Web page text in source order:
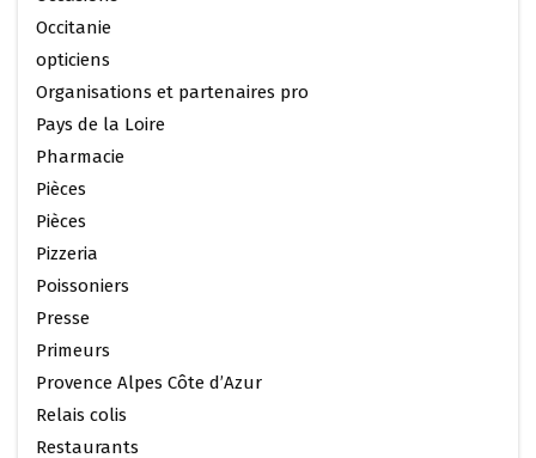
Occitanie
opticiens
Organisations et partenaires pro
Pays de la Loire
Pharmacie
Pièces
Pièces
Pizzeria
Poissoniers
Presse
Primeurs
Provence Alpes Côte d’Azur
Relais colis
Restaurants